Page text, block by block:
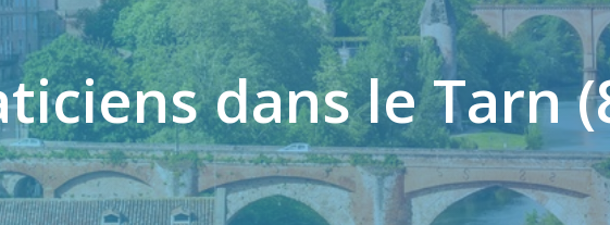
ticiensdansleTarn(